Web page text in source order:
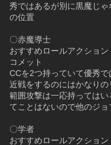
秀ではあるが別に黒魔じ
の位置
〇赤魔導士
おすすめロールアクショ
コメット
CCを2つ持っていて優秀
近戦をするのにはかなりの
範囲攻撃は一応持っては
てことはないので他のジ
〇学者
おすすめロールアクショ